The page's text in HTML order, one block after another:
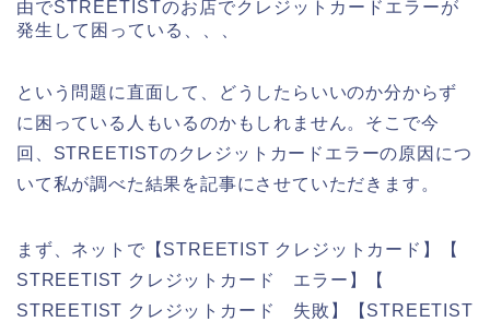
由でSTREETISTのお店でクレジットカードエラーが
発生して困っている、、、
という問題に直面して、どうしたらいいのか分からず
に困っている人もいるのかもしれません。そこで今
回、STREETISTのクレジットカードエラーの原因につ
いて私が調べた結果を記事にさせていただきます。
まず、ネットで【STREETIST クレジットカード】【
STREETIST クレジットカード エラー】【
STREETIST クレジットカード 失敗】【STREETIST